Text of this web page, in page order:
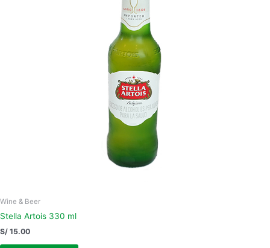
Wine & Beer
Stella Artois 330 ml
S/ 15.00